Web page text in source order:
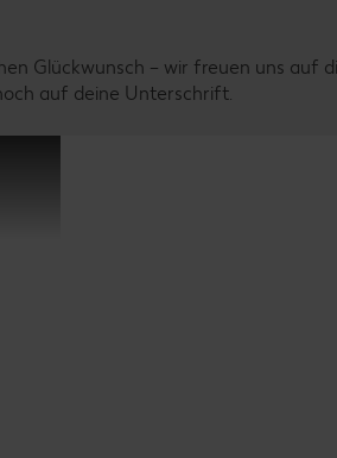
Glückwunsch – wir freuen uns auf
auf deine Unterschrift.